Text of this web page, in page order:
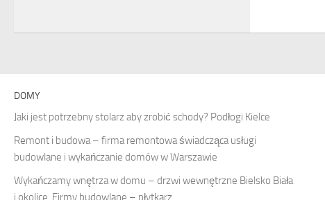
DOMY
Jaki jest potrzebny stolarz aby zrobić schody? Podłogi Kielce
Remont i budowa – firma remontowa świadcząca usługi
budowlane i wykańczanie domów w Warszawie
Wykańczamy wnętrza w domu – drzwi wewnętrzne Bielsko Biała
i okolice. Firmy budowlane – płytkarz